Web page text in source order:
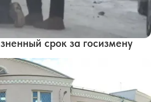
срок за госизмену